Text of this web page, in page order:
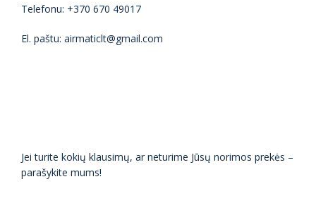
Telefonu: +370 670 49017
El. paštu: airmaticlt@gmail.com
Jei turite kokių klausimų, ar neturime Jūsų norimos prekės –
parašykite mums!